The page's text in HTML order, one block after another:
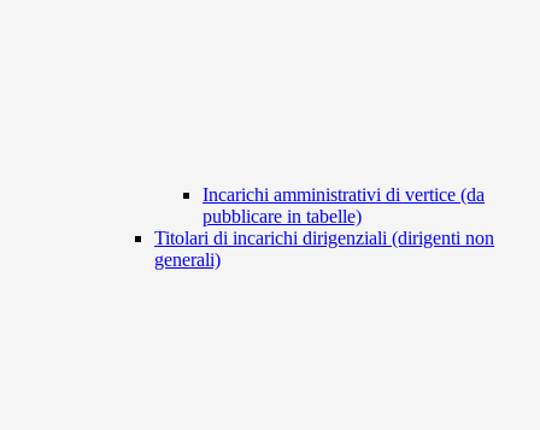
Incarichi amministrativi di vertice (da
pubblicare in tabelle)
Titolari di incarichi dirigenziali (dirigenti non
generali)